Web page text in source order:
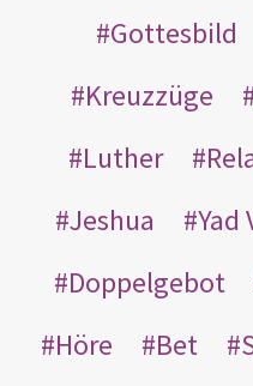
Gottesbild
Kreuzzüge
Luther
Jeshua
Yad
Doppelgebot
Höre
Bet